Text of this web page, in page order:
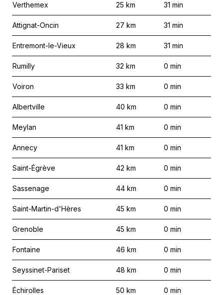
Verthemex 25 km 31 min
Attignat-Oncin 27 km 31 min
Entremont-le-Vieux 28 km 31 min
Rumilly 32 km 0 min
Voiron 33 km 0 min
Albertville 40 km 0 min
Meylan 41 km 0 min
Annecy 41 km 0 min
Saint-Égrève 42 km 0 min
Sassenage 44 km 0 min
Saint-Martin-d'Hères 45 km 0 min
Grenoble 45 km 0 min
Fontaine 46 km 0 min
Seyssinet-Pariset 48 km 0 min
Échirolles 50 km 0 min